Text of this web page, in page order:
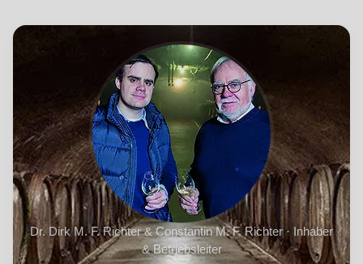
Dr. Dirk M. F. Richter & Constantin M. F. Richter · Inhaber
& Betriebsleiter